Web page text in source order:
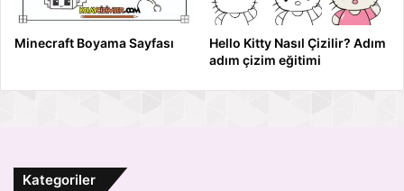
Minecraft Boyama Sayfası
Hello Kitty Nasıl Çizilir? Adım
adım çizim eğitimi
Kategoriler